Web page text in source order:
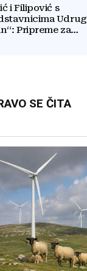
i Filipović s
Pripreme za
SE ČITA